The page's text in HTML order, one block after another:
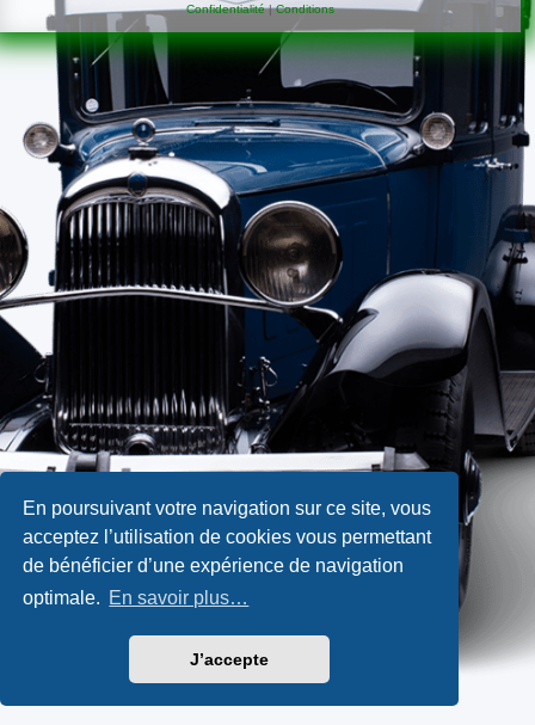
En poursuivant votre navigation sur ce site, vous
acceptez l’utilisation de cookies vous permettant
de bénéficier d’une expérience de navigation
optimale. En savoir plus…
J’accepte
Confidentialité|Conditions